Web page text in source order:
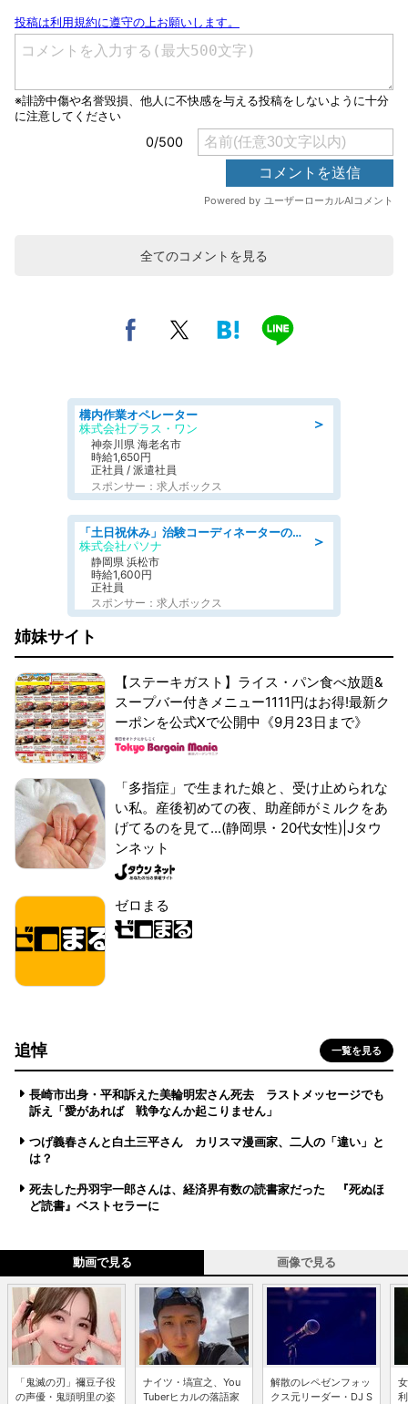
全てのコメントを見る
＞
構内作業オペレーター
株式会社プラス・ワン
神奈川県 海老名市
時給1,650円
正社員 / 派遣社員
スポンサー：求人ボックス
＞
「土日祝休み」治験コーディネーターのお仕事/未経験OK
株式会社パソナ
静岡県 浜松市
時給1,600円
正社員
スポンサー：求人ボックス
姉妹サイト
【ステーキガスト】ライス・パン食べ放題&
スープバー付きメニュー1111円はお得!最新ク
ーポンを公式Xで公開中《9月23日まで》
「多指症」で生まれた娘と、受け止められな
い私。産後初めての夜、助産師がミルクをあ
げてるのを見て...(静岡県・20代女性)|Jタウ
ンネット
ゼロまる
追悼 一覧を見る
長崎市出身・平和訴えた美輪明宏さん死去 ラストメッセージでも
訴え「愛があれば 戦争なんか起こりません」
つげ義春さんと白土三平さん カリスマ漫画家、二人の「違い」と
は？
死去した丹羽宇一郎さんは、経済界有数の読書家だった 『死ぬほ
ど読書』ベストセラーに
動画で見る 画像で見る
「鬼滅の刃」禰豆子役
の声優・鬼頭明里の姿
ナイツ・塙宣之、You
Tuberヒカルの落語家
解散のレペゼンフォッ
クス元リーダー・DJ S